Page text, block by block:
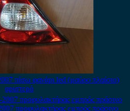
πίσω φανάρι led (μαύρο πλαίσιο)
αριστερό
προφυλακτήρας εμπρός πράσινο